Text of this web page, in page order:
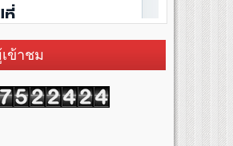
ข้าชม